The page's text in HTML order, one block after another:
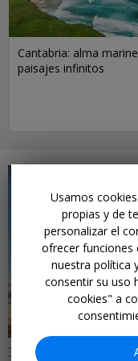
Cantabria: alma
paisajes infinitos
←
32€ a 51€ i/v
Usamos
propias y de
personalizar el
ofrecer funciones
nuestra política
consentir su uso
cookies" a